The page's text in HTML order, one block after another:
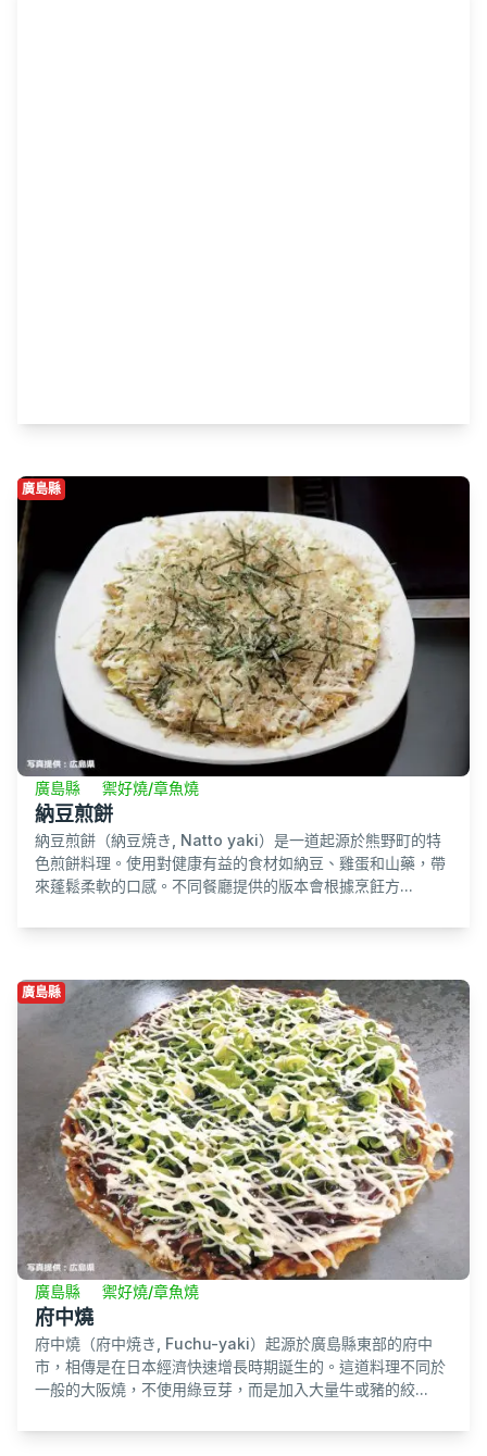
廣島縣
廣島縣 禦好燒/章魚燒
納豆煎餅
納豆煎餅（納豆焼き, Natto yaki）是一道起源於熊野町的特
色煎餅料理。使用對健康有益的食材如納豆、雞蛋和山藥，帶
來蓬鬆柔軟的口感。不同餐廳提供的版本會根據烹飪方...
廣島縣
廣島縣 禦好燒/章魚燒
府中燒
府中燒（府中焼き, Fuchu-yaki）起源於廣島縣東部的府中
市，相傳是在日本經濟快速增長時期誕生的。這道料理不同於
一般的大阪燒，不使用綠豆芽，而是加入大量牛或豬的絞...